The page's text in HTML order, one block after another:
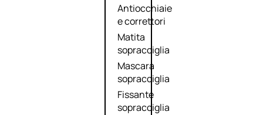
Antiocchiaie
e correttori
Matita
sopracciglia
Mascara
sopracciglia
Fissante
sopracciglia